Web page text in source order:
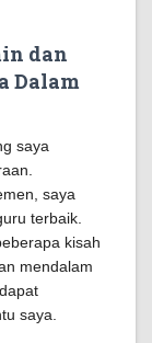
dan
Dalam
saya
saya
terbaik.
kisah
mendalam
saya.